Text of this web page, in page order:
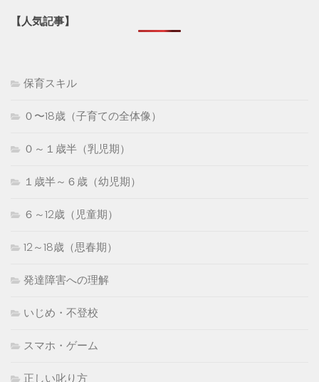
【人気記事】
保育スキル
０〜18歳（子育ての全体像）
０～１歳半（乳児期）
１歳半～６歳（幼児期）
６～12歳（児童期）
12～18歳（思春期）
発達障害への理解
いじめ・不登校
スマホ・ゲーム
正しい叱り方